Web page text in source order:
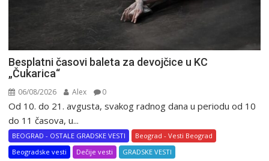
Besplatni časovi baleta za devojčice u KC
„Čukarica“
06/08/2026 Alex 0
Od 10. do 21. avgusta, svakog radnog dana u periodu od 10
do 11 časova, u...
BEOGRAD - OSTALE GRADSKE VESTI
Beograd - Vesti Beograd
Beogradske vesti
Dečije vesti
GRADSKE VESTI